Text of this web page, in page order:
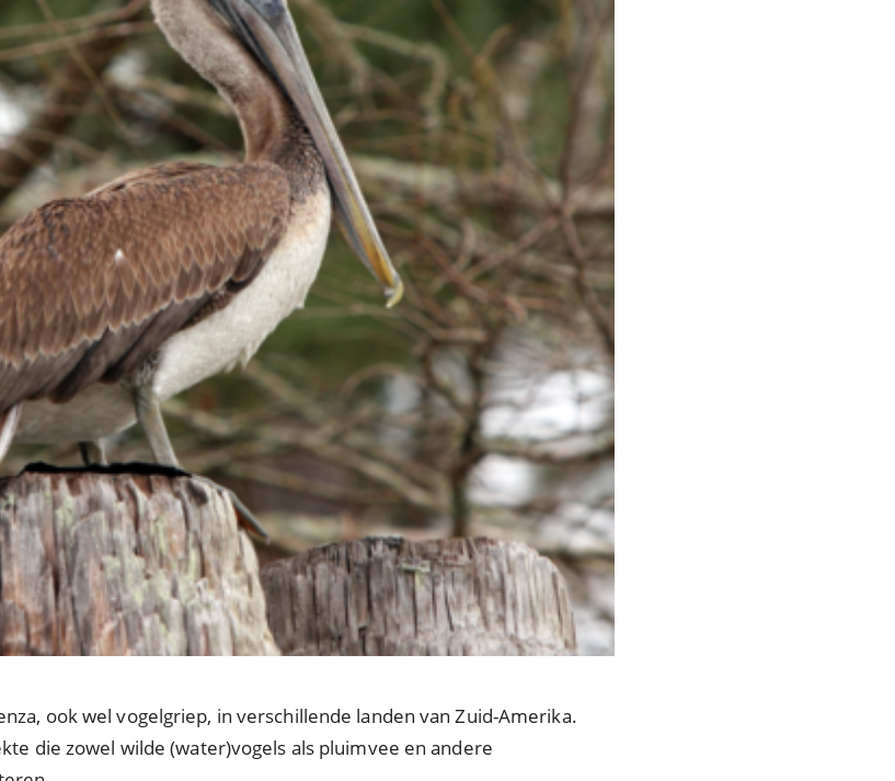
ook wel vogelgriep, in verschillende landen van Zuid-Amerika.
die zowel wilde (water)vogels als pluimvee en andere